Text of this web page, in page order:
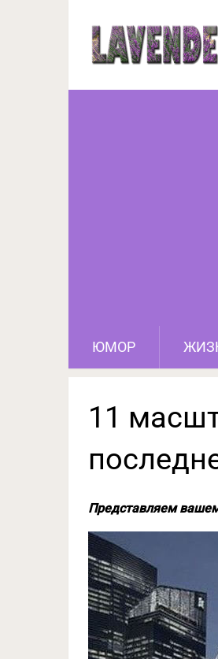
ЮМОР
11
11
Представляем